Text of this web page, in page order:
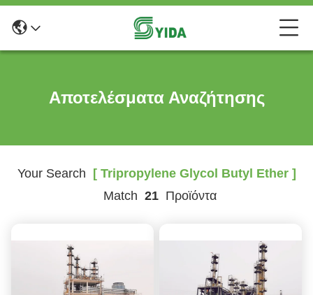
Αποτελέσματα Αναζήτησης
Your Search [ Tripropylene Glycol Butyl Ether ]
Match 21 Προϊόντα